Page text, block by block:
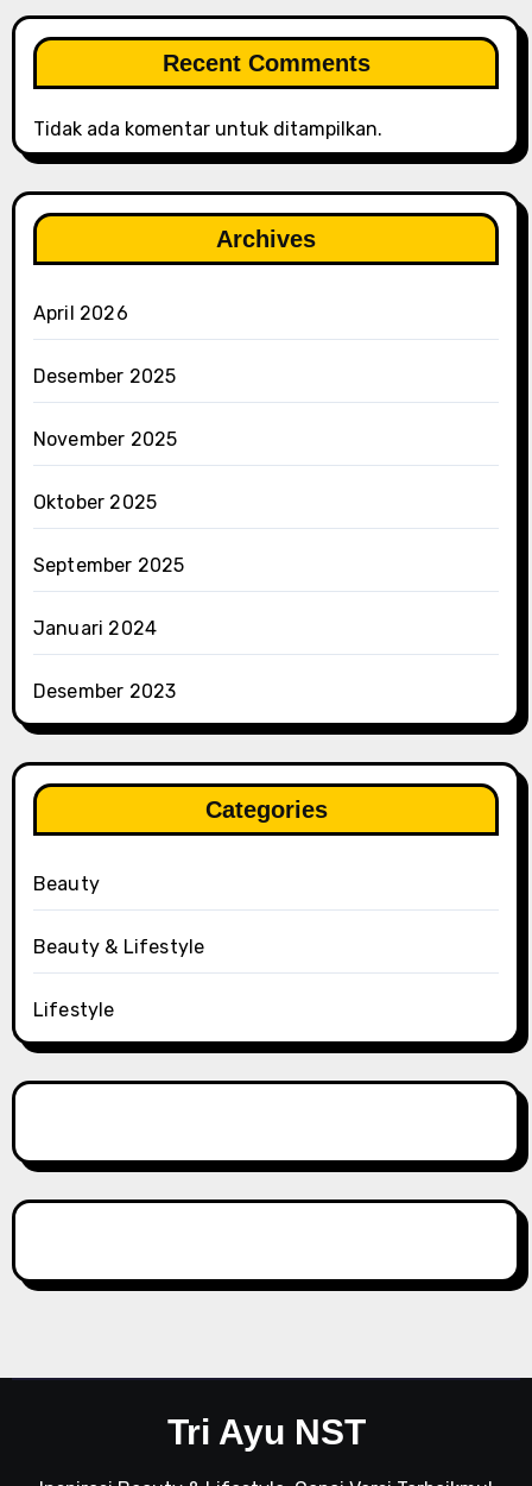
Recent Comments
Tidak ada komentar untuk ditampilkan.
Archives
April 2026
Desember 2025
November 2025
Oktober 2025
September 2025
Januari 2024
Desember 2023
Categories
Beauty
Beauty & Lifestyle
Lifestyle
Tri Ayu NST